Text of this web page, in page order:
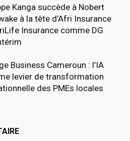
Kanga succède à Nobert
à la tête d’Afri Insurance
Insurance comme DG
Business Cameroun : l’IA
levier de transformation
des PMEs locales